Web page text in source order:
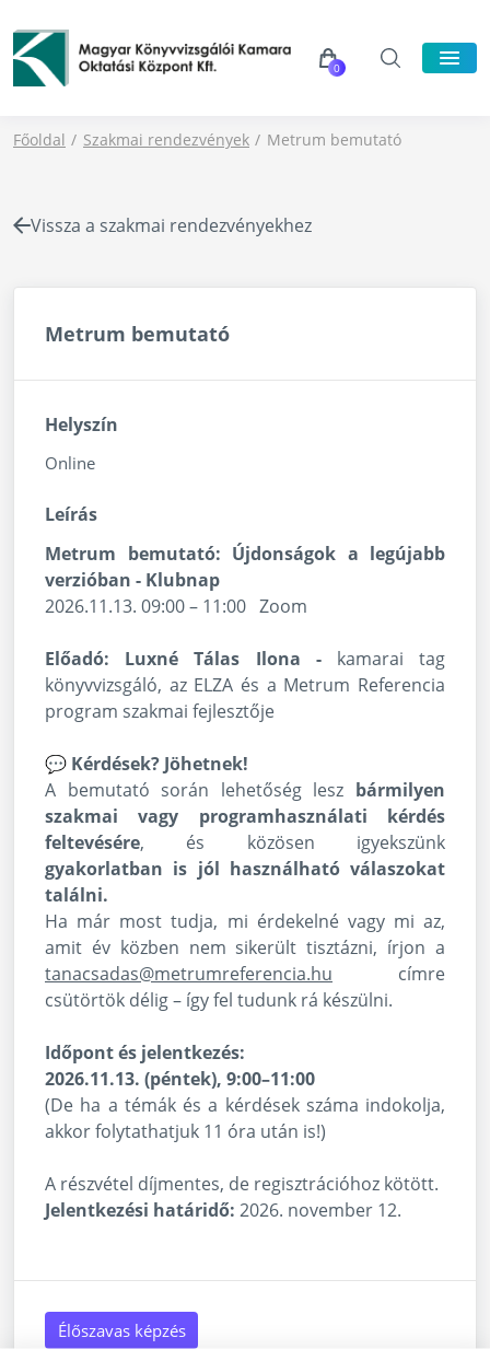
0
Főoldal Szakmai rendezvények Metrum bemutató
Vissza a szakmai rendezvényekhez
Metrum bemutató
Helyszín
Online
Leírás
Metrum bemutató: Újdonságok a legújabb
verzióban - Klubnap
2026.11.13. 09:00 – 11:00 Zoom
Előadó: Luxné Tálas Ilona - kamarai tag
könyvvizsgáló, az ELZA és a Metrum Referencia
program szakmai fejlesztője
💬 Kérdések? Jöhetnek!
A bemutató során lehetőség lesz bármilyen
szakmai vagy programhasználati kérdés
feltevésére, és közösen igyekszünk
gyakorlatban is jól használható válaszokat
találni.
Ha már most tudja, mi érdekelné vagy mi az,
amit év közben nem sikerült tisztázni, írjon a
tanacsadas@metrumreferencia.hu címre
csütörtök délig – így fel tudunk rá készülni.
Időpont és jelentkezés:
2026.11.13. (péntek), 9:00–11:00
(De ha a témák és a kérdések száma indokolja,
akkor folytathatjuk 11 óra után is!)
A részvétel díjmentes, de regisztrációhoz kötött.
Jelentkezési határidő: 2026. november 12.
Élőszavas képzés